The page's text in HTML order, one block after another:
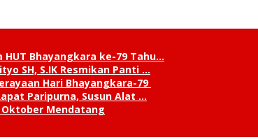
Bhayangkara ke-79 Tahu…
SH, S.IK Resmikan Panti …
Hari Bhayangkara-79
Paripurna, Susun Alat …
Oktober Mendatang